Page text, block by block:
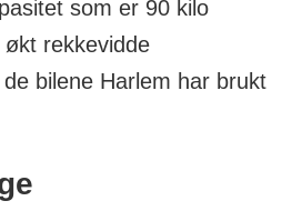
som er 90 kilo
rekkevidde
bilene Harlem har brukt